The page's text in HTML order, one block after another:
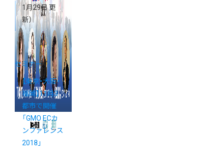
1月29日 更
新）
セミナー
【東京・大阪・
福岡】11月3
都市で開催
「GMO ECカ
ンファレンス
2018」